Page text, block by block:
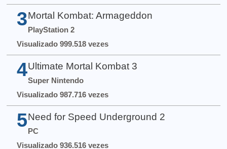
3 Mortal Kombat: Armageddon
PlayStation 2
Visualizado 999.518 vezes
4 Ultimate Mortal Kombat 3
Super Nintendo
Visualizado 987.716 vezes
5 Need for Speed Underground 2
PC
Visualizado 936.516 vezes